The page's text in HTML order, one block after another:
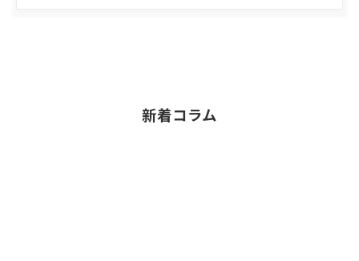
新着コラム